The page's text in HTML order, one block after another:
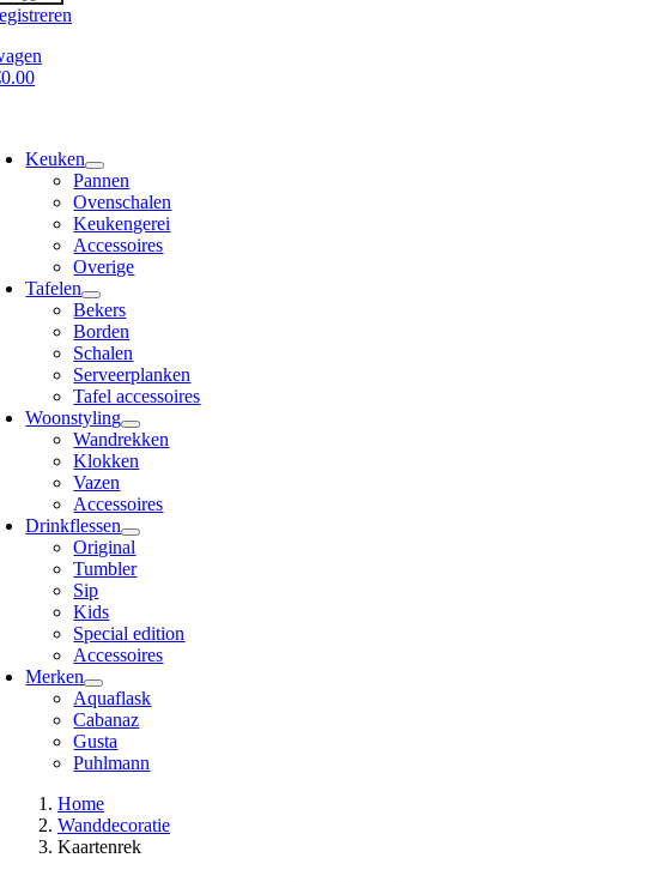
Keuken
Pannen
Ovenschalen
Keukengerei
Accessoires
Overige
Tafelen
Bekers
Borden
Schalen
Serveerplanken
Tafel accessoires
Woonstyling
Wandrekken
Klokken
Vazen
Accessoires
Drinkflessen
Original
Tumbler
Sip
Kids
Special edition
Accessoires
Merken
Aquaflask
Cabanaz
Gusta
Puhlmann
Home
Wanddecoratie
Kaartenrek